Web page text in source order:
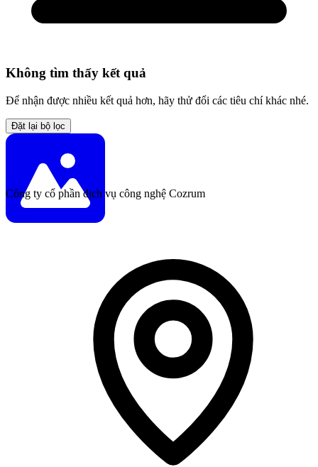
Không tìm thấy kết quả
Để nhận được nhiều kết quả hơn, hãy thử đổi các tiêu chí khác nhé.
Đặt lại bộ lọc
Công ty cổ phần dịch vụ công nghệ Cozrum